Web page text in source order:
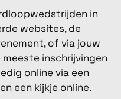
in
websites, de
of via jouw
inschrijvingen
online via een
een kijkje online.